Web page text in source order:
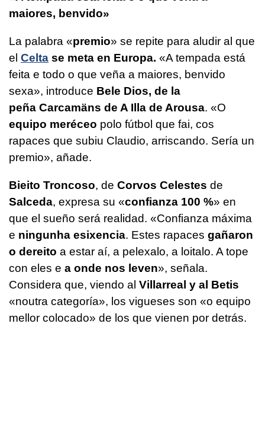
maiores, benvido»
La palabra «premio» se repite para aludir al que
el Celta se meta en Europa. «A tempada está
feita e todo o que veña a maiores, benvido
sexa», introduce Bele Dios, de la
peña Carcamäns de A Illa de Arousa. «O
equipo meréceo polo fútbol que fai, cos
rapaces que subiu Claudio, arriscando. Sería un
premio», añade.
Bieito Troncoso, de Corvos Celestes de
Salceda, expresa su «confianza 100 %» en
que el sueño será realidad. «Confianza máxima
e ningunha esixencia. Estes rapaces gañaron
o dereito a estar aí, a pelexalo, a loitalo. A tope
con eles e a onde nos leven», señala.
Considera que, viendo al Villarreal y al Betis
«noutra categoría», los vigueses son «o equipo
mellor colocado» de los que vienen por detrás.